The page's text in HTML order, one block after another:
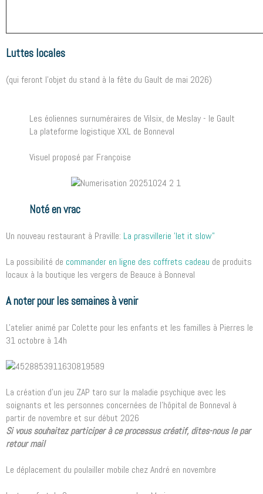
Luttes locales
(qui feront l'objet du stand à la fête du Gault de mai 2026)
Les éoliennes surnuméraires de Vilsix, de Meslay - le Gault
La plateforme logistique XXL de Bonneval
Visuel proposé par Françoise
Noté en vrac
Un nouveau restaurant à Praville: La prasvillerie 'let it slow"
La possibilité de commander en ligne des coffrets cadeau de produits
locaux à la boutique les vergers de Beauce à Bonneval
A noter pour les semaines à venir
L'atelier animé par Colette pour les enfants et les familles à Pierres le
31 octobre à 14h
La création d'un jeu ZAP taro sur la maladie psychique avec les
soignants et les personnes concernées de l'hôpital de Bonneval à
partir de novembre et sur début 2026
Si vous souhaitez participer à ce processus créatif, dites-nous le par
retour mail
Le déplacement du poulailler mobile chez André en novembre